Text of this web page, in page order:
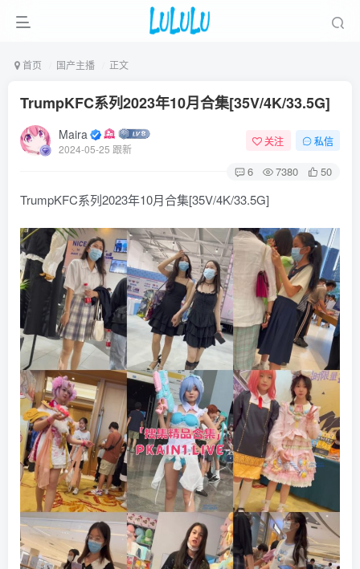
首页 国产主播 正文
TrumpKFC系列2023年10月合集[35V/4K/33.5G]
Maira
2024-05-25 跟新
关注 私信
6 7380 50
TrumpKFC系列2023年10月合集[35V/4K/33.5G]